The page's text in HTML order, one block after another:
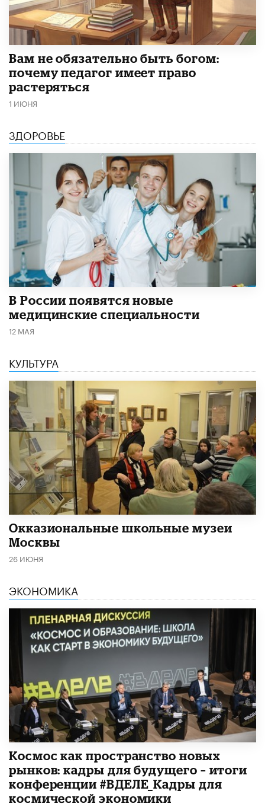
​Вам не обязательно быть богом:
почему педагог имеет право
растеряться
1 ИЮНЯ
ЗДОРОВЬЕ
В России появятся новые
медицинские специальности
12 МАЯ
КУЛЬТУРА
​Окказиональные школьные музеи
Москвы
26 ИЮНЯ
ЭКОНОМИКА
Космос как пространство новых
рынков: кадры для будущего – итоги
конференции #ВДЕЛЕ_Кадры для
космической экономики